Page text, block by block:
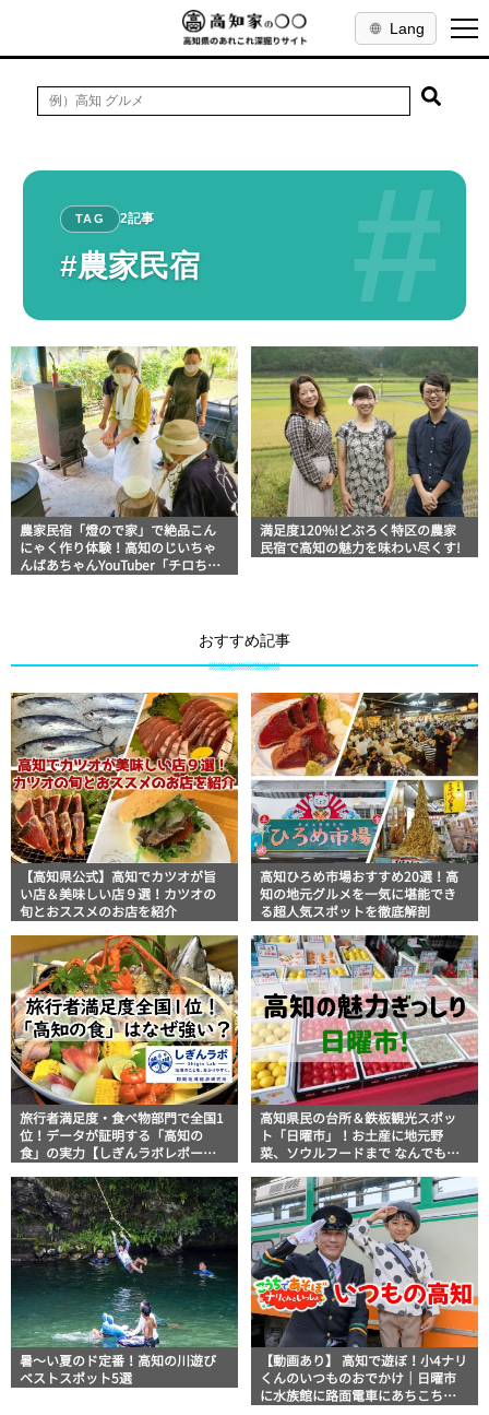
Lang
#
TAG 2記事
#農家民宿
農家民宿「燈ので家」で絶品こん
にゃく作り体験！高知のじいちゃ
んばあちゃんYouTuber「チロちゃ
満足度120%!どぶろく特区の農家
民宿で高知の魅力を味わい尽くす!
おすすめ記事
【高知県公式】高知でカツオが旨
い店＆美味しい店９選！カツオの
旬とおススメのお店を紹介
高知ひろめ市場おすすめ20選！高
知の地元グルメを一気に堪能でき
る超人気スポットを徹底解剖
旅行者満足度・食べ物部門で全国1
位！データが証明する「高知の
食」の実力【しぎんラボレポー
高知県民の台所＆鉄板観光スポッ
ト「日曜市」！お土産に地元野
菜、ソウルフードまで なんでもそ
説！
暑～い夏のド定番！高知の川遊び
ベストスポット5選
【動画あり】 高知で遊ぼ！小4ナリ
くんのいつものおでかけ｜日曜市
に水族館に路面電車にあちこち巡